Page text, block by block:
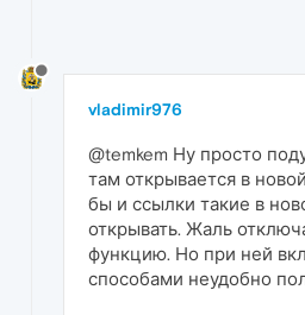
vladimir976
@temkem Ну просто
там открывается в
бы и ссылки такие в
открывать. Жаль
функцию. Но при ней
способами неудобно